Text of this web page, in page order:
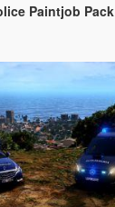
Paintjob Pack